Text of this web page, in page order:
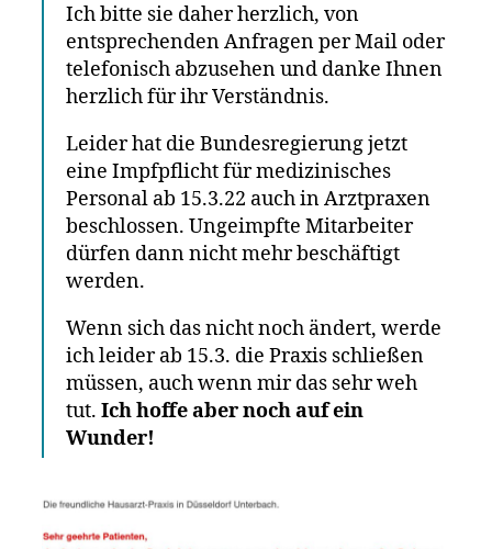
Ich bitte sie daher herzlich, von
entsprechenden Anfragen per Mail oder
telefonisch abzusehen und danke Ihnen
herzlich für ihr Verständnis.
Leider hat die Bundesregierung jetzt
eine Impfpflicht für medizinisches
Personal ab 15.3.22 auch in Arztpraxen
beschlossen. Ungeimpfte Mitarbeiter
dürfen dann nicht mehr beschäftigt
werden.
Wenn sich das nicht noch ändert, werde
ich leider ab 15.3. die Praxis schließen
müssen, auch wenn mir das sehr weh
tut. Ich hoffe aber noch auf ein
Wunder!